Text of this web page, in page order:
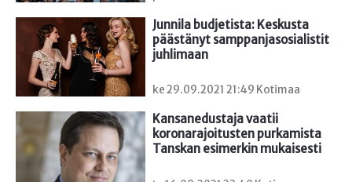
Junnila budjetista: Keskusta
päästänyt samppanjasosialistit
juhlimaan
ke 29.09.2021 21:49 Kotimaa
Kansanedustaja vaatii
koronarajoitusten purkamista
Tanskan esimerkin mukaisesti